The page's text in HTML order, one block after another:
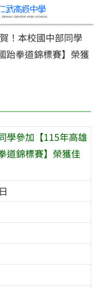
賀！本校國中部同學
跆拳道錦標賽】榮獲
學參加【115年高雄
道錦標賽】榮獲佳